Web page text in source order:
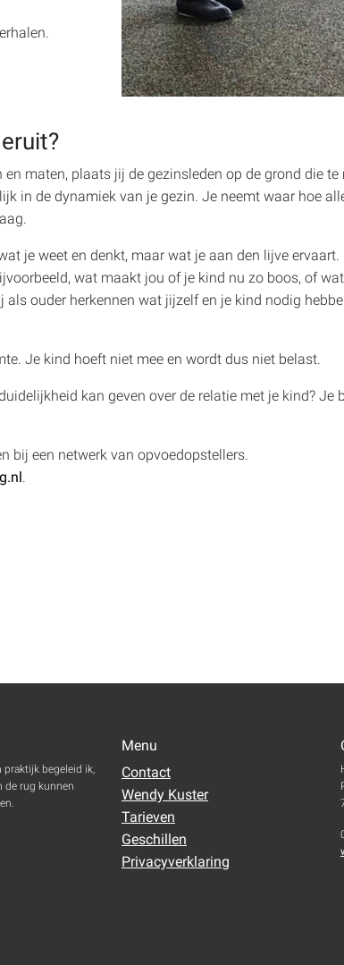
maten, plaats jij de gezinsleden op de grond die
in de dynamiek van je gezin. Je neemt waar hoe
je weet en denkt, maar wat je aan den lijve ervaart.
wat maakt jou of je kind nu zo boos, of
ouder herkennen wat jijzelf en je kind nodig
Je kind hoeft niet mee en wordt dus niet belast.
kan geven over de relatie met je kind? Je
bij een netwerk van opvoedopstellers.
.
praktijk begeleid ik,
de rug kunnen
Menu
Contact
Wendy Kuster
Tarieven
Geschillen
Privacyverklaring